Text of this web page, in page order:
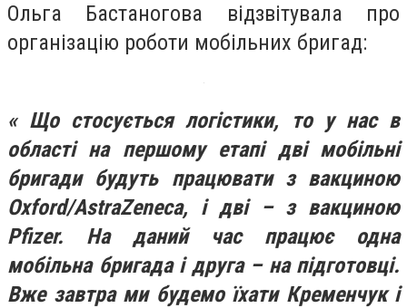
Ольга Бастаногова відзвітувала про
організацію роботи мобільних бригад:
« Що стосується логістики, то у нас в
області на першому етапі дві мобільні
бригади будуть працювати з вакциною
Oxford/AstraZeneca, і дві – з вакциною
Pfizer. На даний час працює одна
мобільна бригада і друга – на підготовці.
Вже завтра ми будемо їхати Кременчук і